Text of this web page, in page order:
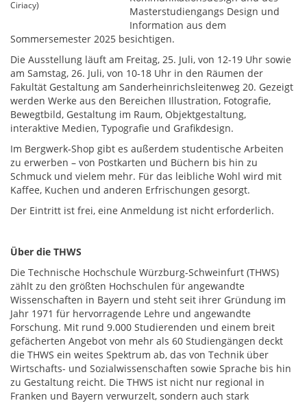
Ciriacy)
Masterstudiengangs Design und
Information aus dem
Sommersemester 2025 besichtigen.
Die Ausstellung läuft am Freitag, 25. Juli, von 12-19 Uhr sowie
am Samstag, 26. Juli, von 10-18 Uhr in den Räumen der
Fakultät Gestaltung am Sanderheinrichsleitenweg 20. Gezeigt
werden Werke aus den Bereichen Illustration, Fotografie,
Bewegtbild, Gestaltung im Raum, Objektgestaltung,
interaktive Medien, Typografie und Grafikdesign.
Im Bergwerk-Shop gibt es außerdem studentische Arbeiten
zu erwerben – von Postkarten und Büchern bis hin zu
Schmuck und vielem mehr. Für das leibliche Wohl wird mit
Kaffee, Kuchen und anderen Erfrischungen gesorgt.
Der Eintritt ist frei, eine Anmeldung ist nicht erforderlich.
Über die THWS
Die Technische Hochschule Würzburg-Schweinfurt (THWS)
zählt zu den größten Hochschulen für angewandte
Wissenschaften in Bayern und steht seit ihrer Gründung im
Jahr 1971 für hervorragende Lehre und angewandte
Forschung. Mit rund 9.000 Studierenden und einem breit
gefächerten Angebot von mehr als 60 Studiengängen deckt
die THWS ein weites Spektrum ab, das von Technik über
Wirtschafts- und Sozialwissenschaften sowie Sprache bis hin
zu Gestaltung reicht. Die THWS ist nicht nur regional in
Franken und Bayern verwurzelt, sondern auch stark